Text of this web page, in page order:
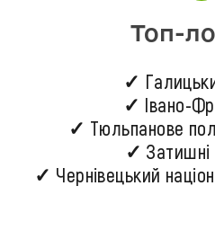
Топ-
✓
✓ Івано-
✓ Тюльпанове
✓ Затишні
✓ Чернівецький